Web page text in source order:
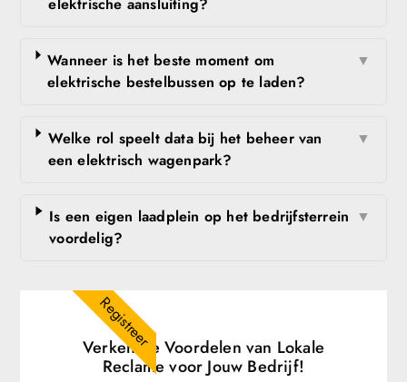
elektrische aansluiting?
Wanneer is het beste moment om
elektrische bestelbussen op te laden?
▼
Welke rol speelt data bij het beheer van
een elektrisch wagenpark?
▼
Is een eigen laadplein op het bedrijfsterrein
voordelig?
▼
Verken de Voordelen van Lokale
Reclame voor Jouw Bedrijf!
Registreer